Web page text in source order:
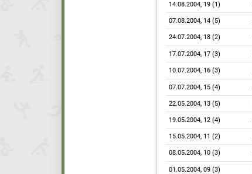
14.08.2004, 19 (1)
07.08.2004, 14 (5)
24.07.2004, 18 (2)
17.07.2004, 17 (3)
10.07.2004, 16 (3)
07.07.2004, 15 (4)
22.05.2004, 13 (5)
19.05.2004, 12 (4)
15.05.2004, 11 (2)
08.05.2004, 10 (3)
01.05.2004, 09 (3)